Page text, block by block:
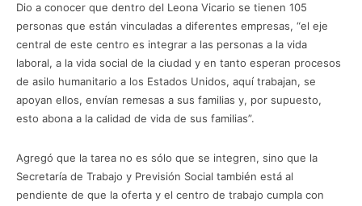
Dio a conocer que dentro del Leona Vicario se tienen 105
personas que están vinculadas a diferentes empresas, “el eje
central de este centro es integrar a las personas a la vida
laboral, a la vida social de la ciudad y en tanto esperan procesos
de asilo humanitario a los Estados Unidos, aquí trabajan, se
apoyan ellos, envían remesas a sus familias y, por supuesto,
esto abona a la calidad de vida de sus familias”.
Agregó que la tarea no es sólo que se integren, sino que la
Secretaría de Trabajo y Previsión Social también está al
pendiente de que la oferta y el centro de trabajo cumpla con